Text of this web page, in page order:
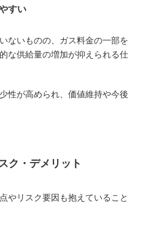
すい
ないものの、ガス料金の一部を
な供給量の増加が抑えられる仕
性が高められ、価値維持や今後
ク・デメリット
やリスク要因も抱えていること